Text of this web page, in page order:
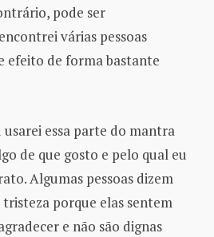
pode ser
várias pessoas
efeito de forma bastante
usarei essa parte do mantra
de que gosto e pelo qual eu
Algumas pessoas dizem
porque elas sentem
e não são dignas